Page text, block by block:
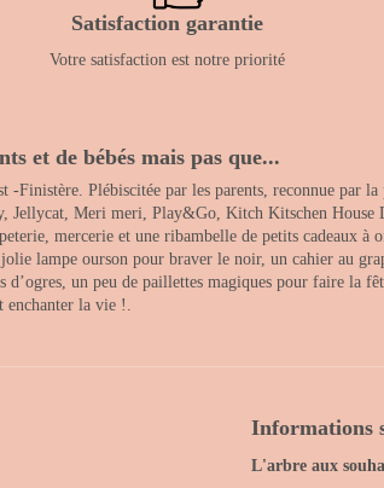
Satisfaction garantie
Votre satisfaction est notre priorité
et de bébés mais pas que...
Plébiscitée par les parents, reconnue par
Jellycat, Meri meri, Play&Go, Kitch Kitschen
mercerie et une ribambelle de petits cadeaux
lampe ourson pour braver le noir, un cahier au
un peu de paillettes magiques pour faire la
la vie !.
Informations
L'arbre aux